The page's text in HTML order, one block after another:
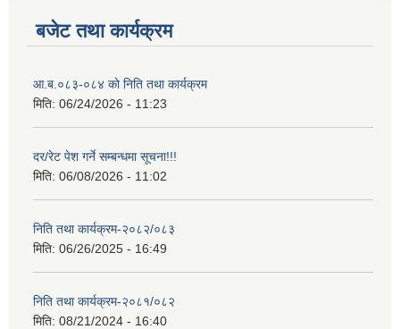
बजेट तथा कार्यक्रम
आ.ब.०८३-०८४ काे निति तथा कार्यक्रम
मिति: 06/24/2026 - 11:23
दर/रेट पेश गर्ने सम्बन्धमा सूचना!!!
मिति: 06/08/2026 - 11:02
निति तथा कार्यक्रम-२०८२/०८३
मिति: 06/26/2025 - 16:49
निति तथा कार्यक्रम-२०८१/०८२
मिति: 08/21/2024 - 16:40